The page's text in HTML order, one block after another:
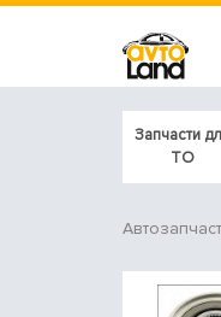
Запчасти
ТО